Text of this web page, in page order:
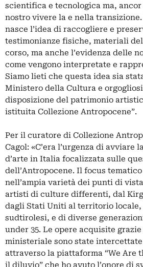
scientifica e tecnologica ma,
nostro vivere la e nella
nasce l’idea di raccogliere e
testimonianze fisiche, materiali
corso, ma anche l’evidenza delle
come vengono interpretate e
Siamo lieti che questa idea sia
Ministero della Cultura e
disposizione del patrimonio
istituita Collezione Antropocene”.
Per il curatore di Collezione
Cagol: «C’era l’urgenza di avviare
d’arte in Italia focalizzata sulle
dell’Antropocene. Il focus
nell’ampia varietà dei punti di
artisti di culture differenti, dal
dagli Stati Uniti al territorio
sudtirolesi, e di diverse
under 35. Le opere acquisite
ministeriale sono state
attraverso la piattaforma “We Are
il diluvio” che ho avuto l’onore di